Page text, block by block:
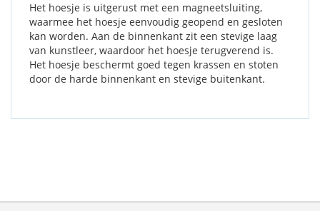
Het hoesje is uitgerust met een magneetsluiting,
waarmee het hoesje eenvoudig geopend en gesloten
kan worden. Aan de binnenkant zit een stevige laag
van kunstleer, waardoor het hoesje terugverend is.
Het hoesje beschermt goed tegen krassen en stoten
door de harde binnenkant en stevige buitenkant.